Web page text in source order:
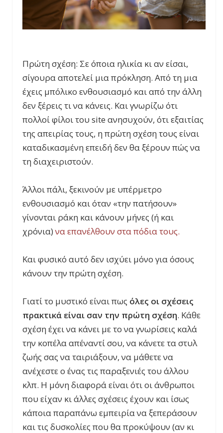
Πρώτη σχέση: Σε όποια ηλικία κι αν είσαι,
σίγουρα αποτελεί μια πρόκληση. Από τη μια
έχεις μπόλικο ενθουσιασμό και από την άλλη
δεν ξέρεις τι να κάνεις. Και γνωρίζω ότι
πολλοί φίλοι του site ανησυχούν, ότι εξαιτίας
της απειρίας τους, η πρώτη σχέση τους είναι
καταδικασμένη επειδή δεν θα ξέρουν πώς να
τη διαχειριστούν.
Άλλοι πάλι, ξεκινούν με υπέρμετρο
ενθουσιασμό και όταν «την πατήσουν»
γίνονται ράκη και κάνουν μήνες (ή και
χρόνια)να επανέλθουν στα πόδια τους.
Και φυσικό αυτό δεν ισχύει μόνο για όσους
κάνουν την πρώτη σχέση.
Γιατί το μυστικό είναι πως όλες οι σχέσεις
πρακτικά είναι σαν την πρώτη σχέση. Κάθε
σχέση έχει να κάνει με το να γνωρίσεις καλά
την κοπέλα απέναντί σου, να κάνετε τα στυλ
ζωής σας να ταιριάξουν, να μάθετε να
ανέχεστε ο ένας τις παραξενιές του άλλου
κλπ. Η μόνη διαφορά είναι ότι οι άνθρωποι
που είχαν κι άλλες σχέσεις έχουν και ίσως
κάποια παραπάνω εμπειρία να ξεπεράσουν
και τις δυσκολίες που θα προκύψουν (αν κι